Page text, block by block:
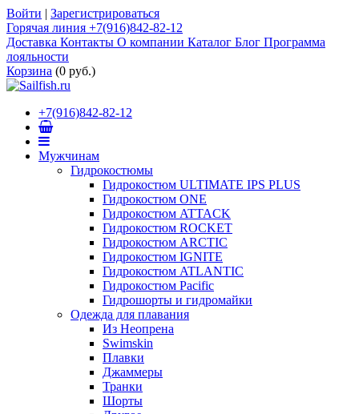
Войти | Зарегистрироваться
Горячая линия +7(916)842-82-12
Доставка Контакты О компании Каталог Блог Программа
лояльности
Корзина (0 руб.)
+7(916)842-82-12
Мужчинам
Гидрокостюмы
Гидрокостюм ULTIMATE IPS PLUS
Гидрокостюм ONE
Гидрокостюм ATTACK
Гидрокостюм ROCKET
Гидрокостюм ARCTIC
Гидрокостюм IGNITE
Гидрокостюм ATLANTIC
Гидрокостюм Pacific
Гидрошорты и гидромайки
Одежда для плавания
Из Неопрена
Swimskin
Плавки
Джаммеры
Транки
Шорты